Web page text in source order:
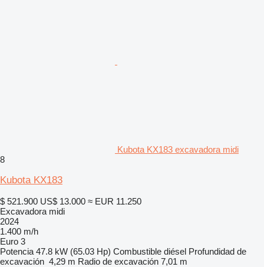
Kubota KX183 excavadora midi
8
Kubota KX183
$ 521.900 US$ 13.000 ≈ EUR 11.250
Excavadora midi
2024
1.400 m/h
Euro 3
Potencia 47.8 kW (65.03 Hp) Combustible diésel Profundidad de
excavación 4,29 m Radio de excavación 7,01 m